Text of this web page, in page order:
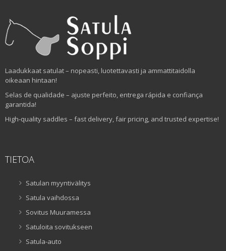
Laadukkaat satulat – nopeasti, luotettavasti ja ammattitaidolla
oikeaan hintaan!
Selas de qualidade – ajuste perfeito, entrega rápida e confiança
garantida!
High-quality saddles – fast delivery, fair pricing, and trusted expertise!
TIETOA
Satulan myyntivälitys
Satula vaihdossa
Sovitus Muuramessa
Satuloita sovitukseen
Satula-auto